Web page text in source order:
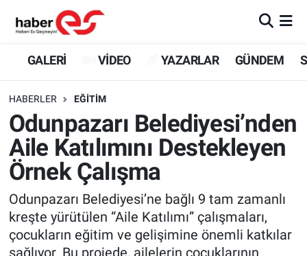
GALERİ VİDEO YAZARLAR GÜNDEM
HABERLER EĞİTİM
Odunpazarı Belediyesi’nden
Aile Katılımını Destekleyen
Örnek Çalışma
Odunpazarı Belediyesi’ne bağlı 9 tam zamanlı
kreşte yürütülen “Aile Katılımı” çalışmaları,
çocukların eğitim ve gelişimine önemli katkılar
sağlıyor. Bu projede, ailelerin çocuklarının
GALERİ
YAZARLAR
GÜNDEM
SİYASET
TEKNOLOJİ
Eskişehir Nöbetçi Eczaneler
Eskişehir Trafik Yoğunluk Haritası
Süper Lig Puan Durumu ve Fikstür
Tüm Manşetler
Son Dakika Haberleri